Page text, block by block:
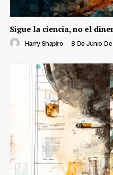
Sigue la ciencia, no el
Harry Shapiro - 8 De Junio